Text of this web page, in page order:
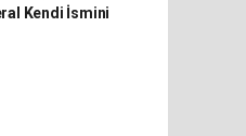
Kendi İsmini